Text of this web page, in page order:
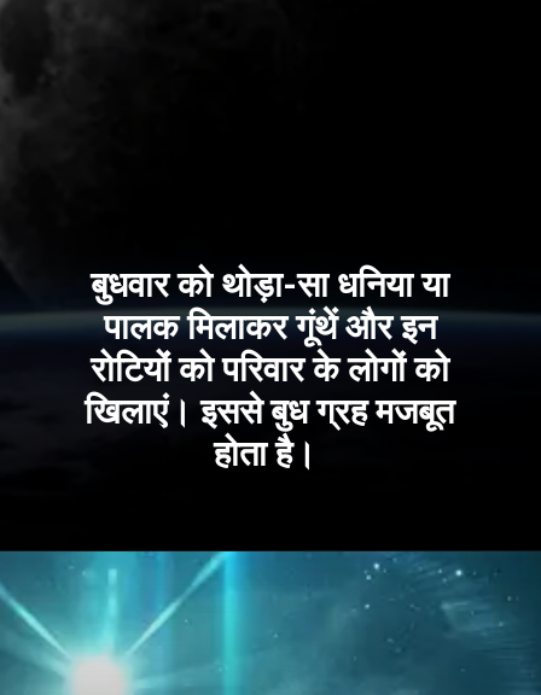
बुधवार को थोड़ा-सा धनिया या
पालक मिलाकर गूंथें और इन
रोटियोंं को परिवार के लोगों को
खिलाएं। इससे बुध ग्रह मजबूत
होता है।